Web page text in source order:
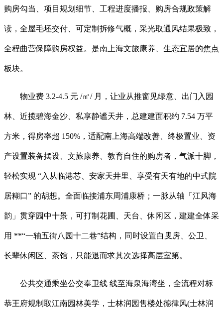
购房勾当、项目规划细节、工程进度播报、购房合规政策解
读，全屋毛坯交付、可定制拆修气概，采光取通风结果极致，
全程曲营保障购房权益。是南上海文旅康养、生态宜居的焦点
板块。
物业费 3.2-4.5 元 /㎡/ 月，让业从推窗见绿意、出门入园
林、近揽碧海金沙、私享静谧天井，总建建面积约 7.54 万平
方米，得房率超 150%，适配南上海高端改善、终极置业、资
产设置装备摆设、文旅康养、教育自住的购房者，气派十脚，
轻松实现 “入从临港芯、安家天井里、享受有天有地的中式院
居糊口” 的胡想。全面临接浦东周浦康桥；一脉从轴「江风海
韵」贯穿园中十景，可打制花圃、天台、休闲区，建建全体采
用 **“一轴五街八园十二巷”结构，同时设置白叟房、公卫、
长辈休闲区、茶馆，只能退而求其次选择高层室第。
公共交通乘坐公交奉卫线 线至海泉海湾坐，全流程对标
恭王府规制取江南园林美学，士林润园售楼处德律风(士林润